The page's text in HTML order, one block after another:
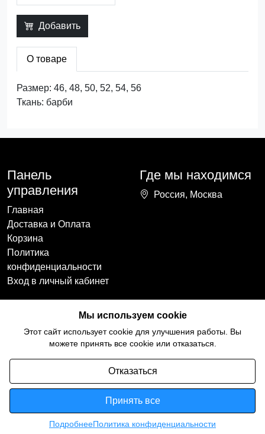
Добавить
О товаре
Размер: 46, 48, 50, 52, 54, 56
Ткань: барби
Панель
управления
Главная
Доставка и Оплата
Корзина
Политика
конфиденциальности
Вход в личный кабинет
Где мы находимся
Россия, Москва
Наши контакты
ccozy@yandex.ru
Мы в социальных
сетях
Мы используем cookie
Этот сайт использует cookie для улучшения работы. Вы
можете принять все cookie или отказаться.
Отказаться
Принять все
ПодробнееПолитика конфиденциальности